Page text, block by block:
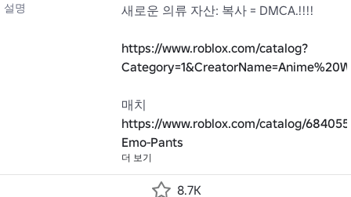
설명 새로운 의류 자산: 복사 = DMCA.!!!!
https://www.roblox.com/catalog?
https://www.roblox.com/catalog/
Emo-Pants
더 보기
8.7K